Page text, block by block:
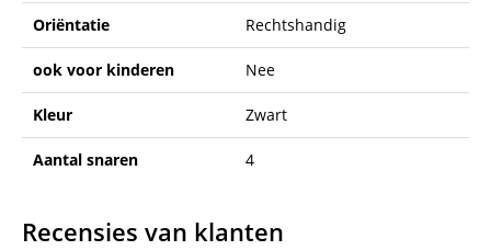
Oriëntatie Rechtshandig
ook voor kinderen Nee
Kleur Zwart
Aantal snaren 4
Recensies van klanten